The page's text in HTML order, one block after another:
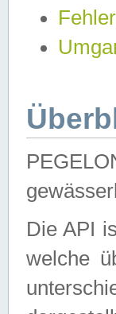
Die API
welche